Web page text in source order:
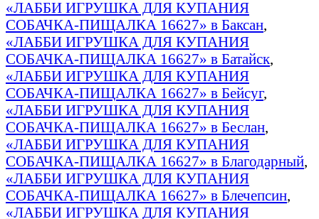
«ЛАББИ ИГРУШКА ДЛЯ КУПАНИЯ
СОБАЧКА-ПИЩАЛКА 16627» в Баксан,
«ЛАББИ ИГРУШКА ДЛЯ КУПАНИЯ
СОБАЧКА-ПИЩАЛКА 16627» в Батайск,
«ЛАББИ ИГРУШКА ДЛЯ КУПАНИЯ
СОБАЧКА-ПИЩАЛКА 16627» в Бейсуг,
«ЛАББИ ИГРУШКА ДЛЯ КУПАНИЯ
СОБАЧКА-ПИЩАЛКА 16627» в Беслан,
«ЛАББИ ИГРУШКА ДЛЯ КУПАНИЯ
СОБАЧКА-ПИЩАЛКА 16627» в Благодарный,
«ЛАББИ ИГРУШКА ДЛЯ КУПАНИЯ
СОБАЧКА-ПИЩАЛКА 16627» в Блечепсин,
«ЛАББИ ИГРУШКА ДЛЯ КУПАНИЯ